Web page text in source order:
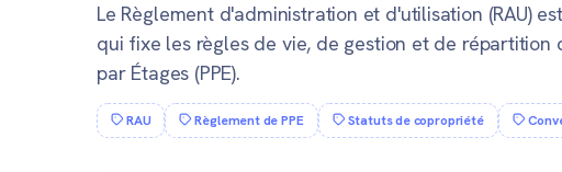
Le Règlement d'administration et d'utilisation (RAU)
qui fixe les règles de vie, de gestion et de répartition
par Étages (PPE).
RAU Règlement de PPE Statuts de copropriété